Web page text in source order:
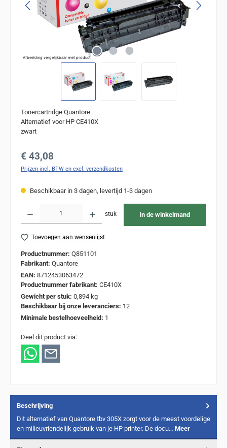
Afbeelding vergelijkbaar met product
Tonercartridge Quantore
Alternatief voor HP CE410X
zwart
Normale prijs:
€ 43,08
Prijzen incl. BTW en excl. verzendkosten
Beschikbaar in 3 dagen, levertijd 1-3 dagen
stuk In de winkelmand
Toevoegen aan wensenlijst
Productnummer: Q851101
Fabrikant: Quantore
EAN: 8712453063472
Productnummer fabrikant: CE410X
Gewicht per stuk: 0,894 kg
Beschikbaar bij onze leveranciers: 12
Minimale bestelhoeveelheid: 1
Deel dit product via:
Beschrijving
Dit alternatief van Quantore tbv 305X zorgt voor de meest voordelige
en milieuvriendelijk gebruik van je HP printer. De docu… Meer